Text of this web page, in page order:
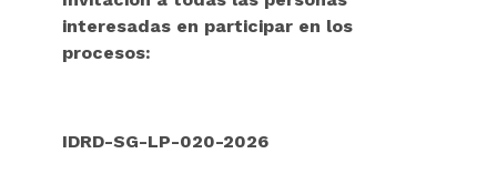
interesadas en participar en los
procesos:
IDRD-SG-LP-020-2026